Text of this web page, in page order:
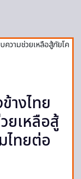
างไทย
ยเหลือสู้
ไทยต่อ